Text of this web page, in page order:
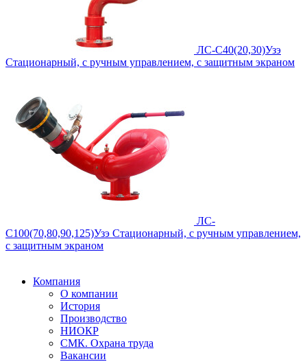
ЛС-С40(20,30)Узэ
Стационарный, с ручным управлением, с защитным экраном
ЛС-
С100(70,80,90,125)Узэ Стационарный, с ручным управлением,
с защитным экраном
Компания
О компании
История
Производство
НИОКР
СМК. Охрана труда
Вакансии